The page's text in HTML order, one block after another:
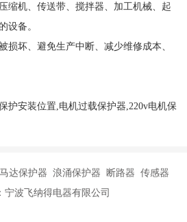
缩机、传送带、搅拌器、加工机械、起
设备。
损坏、避免生产中断、减少维修成本、
护安装位置,电机过载保护器,220v电机保
达保护器 浪涌保护器 断路器 传感器
宁波飞纳得电器有限公司